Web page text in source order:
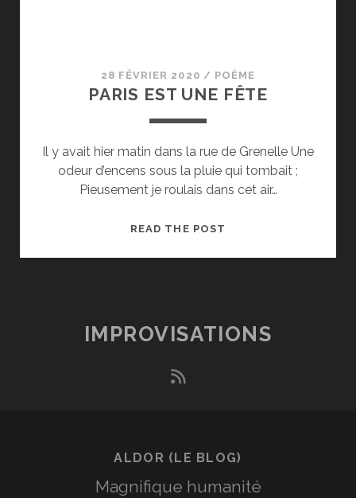
28 FÉVRIER 2020 / POÈME
PARIS EST UNE FÊTE
Il y avait hier matin dans la rue de Grenelle Une
odeur d’encens sous la pluie qui tombait ;
Pieusement je roulais dans cet air…
READ THE POST
IMPROVISATIONS
rss
ALDOR (LE BLOG)
Magnifique humanité